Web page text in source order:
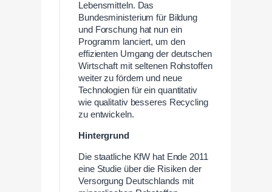
Lebensmitteln. Das
Bundesministerium für Bildung
und Forschung hat nun ein
Programm lanciert, um den
effizienten Umgang der deutschen
Wirtschaft mit seltenen Rohstoffen
weiter zu fördern und neue
Technologien für ein quantitativ
wie qualitativ besseres Recycling
zu entwickeln.
Hintergrund
Die staatliche KfW hat Ende 2011
eine Studie über die Risiken der
Versorgung Deutschlands mit